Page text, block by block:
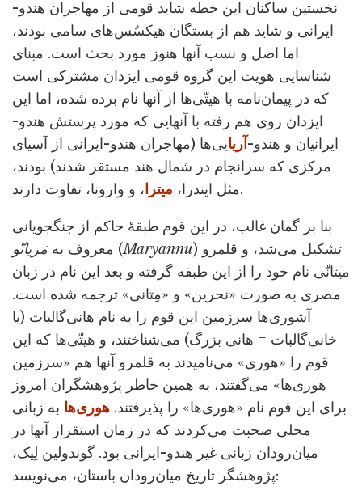
نخستین ساکنان این خطه شاید قومی از مهاجران هندو-
ایرانی و شاید هم از بستگان هیکسُس‌های سامی بودند،
اما اصل و نسب آنها هنوز مورد بحث است. مبنای
شناسایی هویت این گروه قومی ایزدان مشترکی است
که در پیمان‌نامه با هیتّی‌ها از آنها نام برده شده، اما این
ایزدان روی هم رفته با آنهایی که مورد پرستش هندو-
ایرانیان و هندو- آریایی‌ها (مهاجران هندو-ایرانی از آسیای
مرکزی که سرانجام در شمال هند مستقر شدند) بودند،
مثل ایندرا، میترا ، و وارونا، تفاوت دارند.
بنا بر گمان غالب، در این قوم طبقۀ حاکم از جنگجویانی
معروف به مَریانّو (Maryannu) تشکیل می‌شد، و قلمرو
میتانّی نام خود را از این طبقه گرفته و بعد این نام در زبان
مصری به صورت «نحرین» و «مِتانی» ترجمه شده است.
آشوری‌ها سرزمین این قوم را به نام هانی‌گالبات (یا
خانی‌گالبات = هانی بزرگ) می‌شناختند، و هیتّی‌ها که این
قوم را «هوری» می‌نامیدند به قلمرو آنها هم «سرزمین
هوری‌ها» می‌گفتند، به همین خاطر پژوهشگران امروز
برای این قوم نام «هوری‌ها» را پذیرفتند. هوری‌ها به زبانی
محلی صحبت می‌کردند که در زمان استقرار آنها در
میان‌رودان زبانی غیر هندو-ایرانی بود. گوندولین لِیک،
پژوهشگر تاریخ میان‌رودان باستان، می‌نویسد: